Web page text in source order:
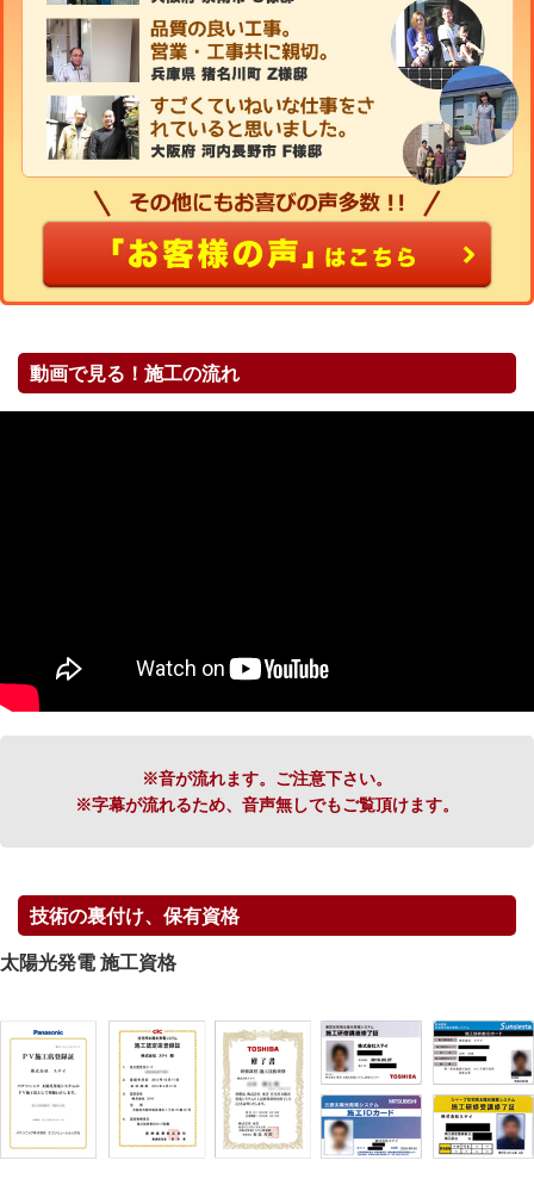
動画で見る！施工の流れ
※音が流れます。ご注意下さい。
※字幕が流れるため、音声無しでもご覧頂けます。
技術の裏付け、保有資格
太陽光発電 施工資格